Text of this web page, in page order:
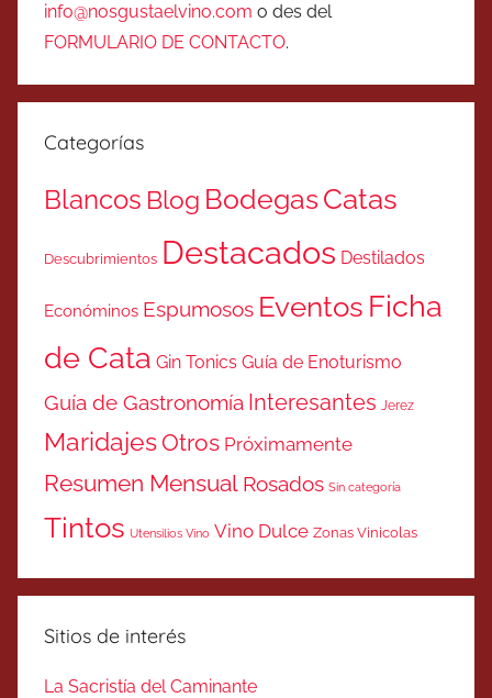
info@nosgustaelvino.com o des del
FORMULARIO DE CONTACTO.
Categorías
Blancos Blog BodegasCatas
Descubrimientos Destacados Destilados
Económinos Espumosos Eventos Ficha
de Cata Gin Tonics Guía de Enoturismo
Guía de Gastronomía Interesantes Jerez
MaridajesOtros Próximamente
Resumen Mensual Rosados Sin categoría
Tintos Utensilios Vino Vino Dulce Zonas Vinicolas
Sitios de interés
La Sacristía del Caminante